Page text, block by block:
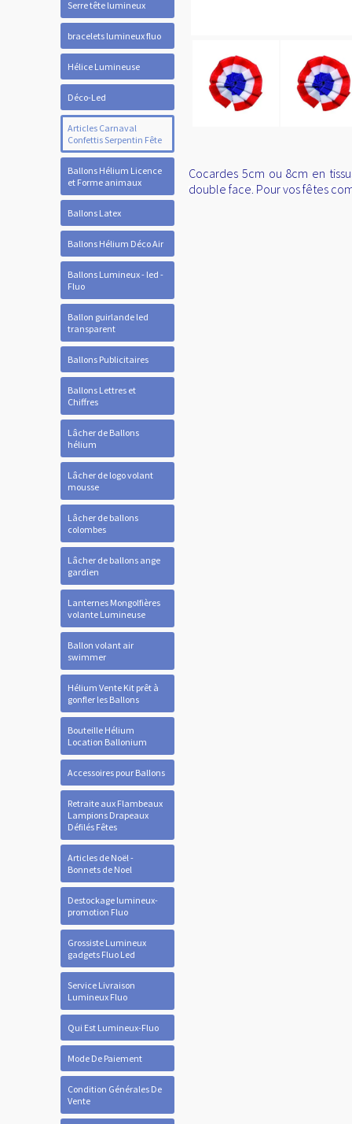
Serre tête lumineux
bracelets lumineux fluo
Hélice Lumineuse
Déco-Led
Articles Carnaval
Confettis Serpentin Fête
Ballons Hélium Licence
et Forme animaux
Ballons Latex
Ballons Hélium Déco Air
Ballons Lumineux - led -
Fluo
Ballon guirlande led
transparent
Ballons Publicitaires
Ballons Lettres et
Chiffres
Lâcher de Ballons
hélium
Lâcher de logo volant
mousse
Lâcher de ballons
colombes
Lâcher de ballons ange
gardien
Lanternes Mongolfières
volante Lumineuse
Ballon volant air
swimmer
Hélium Vente Kit prêt à
gonfler les Ballons
Bouteille Hélium
Location Ballonium
Accessoires pour Ballons
Retraite aux Flambeaux
Lampions Drapeaux
Défilés Fêtes
Articles de Noël -
Bonnets de Noel
Destockage lumineux-
promotion Fluo
Grossiste Lumineux
gadgets Fluo Led
Service Livraison
Lumineux Fluo
Qui Est Lumineux-Fluo
Mode De Paiement
Condition Générales De
Vente
Cocardes 5cm ou 8cm en
double face. Pour vos fêtes